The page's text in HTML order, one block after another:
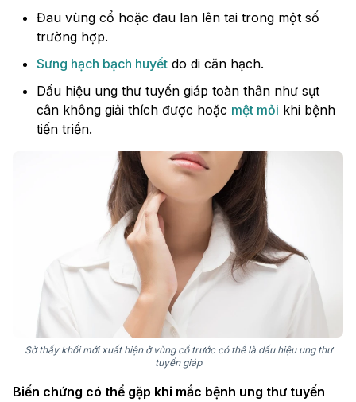
Đau vùng cổ hoặc đau lan lên tai trong một số
trường hợp.
Sưng hạch bạch huyết do di căn hạch.
Dấu hiệu ung thư tuyến giáp toàn thân như sụt
cân không giải thích được hoặc mệt mỏi khi bệnh
tiến triển.
Sờ thấy khối mới xuất hiện ở vùng cổ trước có thể là dấu hiệu ung thư
tuyến giáp
Biến chứng có thể gặp khi mắc bệnh ung thư tuyến